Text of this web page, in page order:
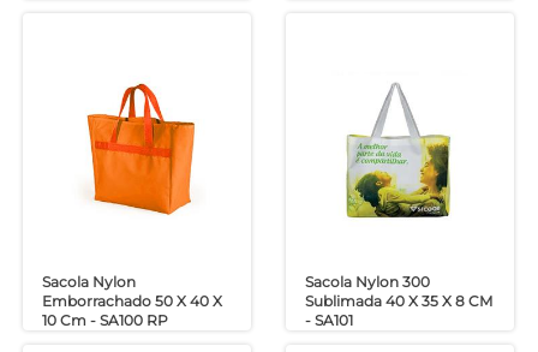
Sacola Nylon
Emborrachado 50 X 40 X
10 Cm - SA100 RP
Sacola Nylon 300
Sublimada 40 X 35 X 8 CM
- SA101